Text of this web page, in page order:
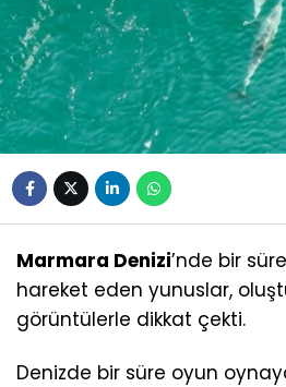
Marmara Denizi’nde bir
hareket eden yunuslar,
görüntülerle dikkat çekti.
Denizde bir süre oyun